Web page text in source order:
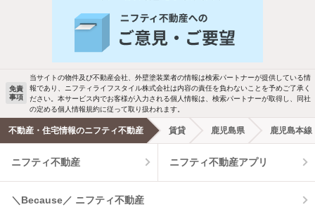
免責
事項
当サイトの物件及び不動産会社、外壁塗装業者の情報は検索パートナーが提供している情
報であり、ニフティライフスタイル株式会社は内容の責任を負わないことを予めご了承く
ださい。本サービス内でお客様が入力される個人情報は、検索パートナーが取得し、同社
の定める個人情報規約に従って取り扱われます。
不動産・住宅情報のニフティ不動産 賃貸 鹿児島県 鹿児島本線
ニフティ不動産 ニフティ不動産アプリ
＼Because／ ニフティ不動産